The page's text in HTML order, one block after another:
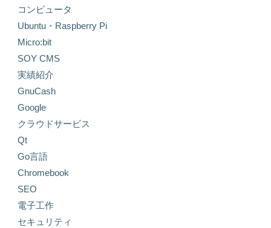
コンピュータ
Ubuntu・Raspberry Pi
Micro:bit
SOY CMS
実績紹介
GnuCash
Google
クラウドサービス
Qt
Go言語
Chromebook
SEO
電子工作
セキュリティ